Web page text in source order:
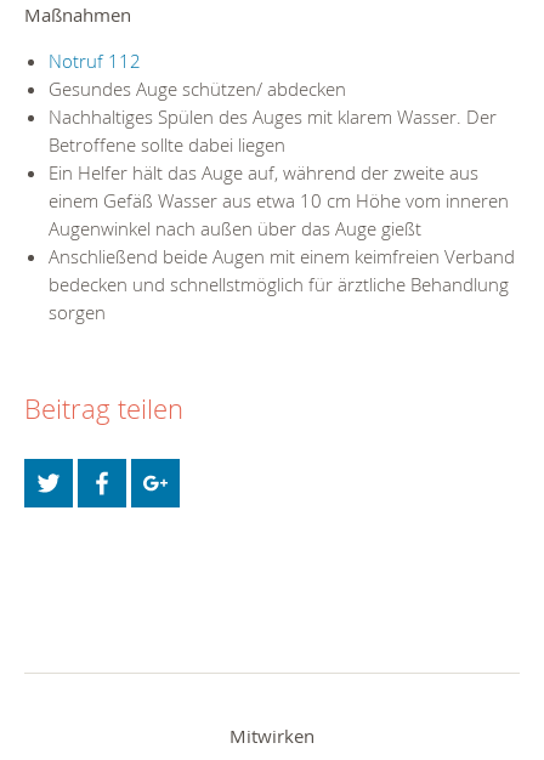
Maßnahmen
Notruf 112
Gesundes Auge schützen/ abdecken
Nachhaltiges Spülen des Auges mit klarem Wasser. Der
Betroffene sollte dabei liegen
Ein Helfer hält das Auge auf, während der zweite aus
einem Gefäß Wasser aus etwa 10 cm Höhe vom inneren
Augenwinkel nach außen über das Auge gießt
Anschließend beide Augen mit einem keimfreien Verband
bedecken und schnellstmöglich für ärztliche Behandlung
sorgen
Beitrag teilen
Mitwirken